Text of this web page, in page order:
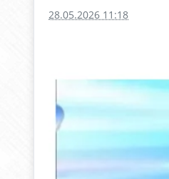
28.05.2026 11:18